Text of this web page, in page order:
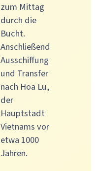
zum Mittag
durch die
Bucht.
Anschließend
Ausschiffung
und Transfer
nach Hoa Lu,
der
Hauptstadt
Vietnams vor
etwa 1000
Jahren.